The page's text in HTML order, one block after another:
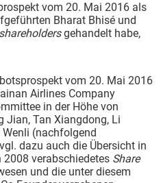
vom 20. Mai 2016 als
Bharat Bhisé und
gehandelt habe,
vom 20. Mai 2016
Airlines Company
in der Höhe von
Jian, Tan Xiangdong, Li
(nachfolgend
dazu auch die Übersicht in
verabschiedetes Share
und die unter diesem